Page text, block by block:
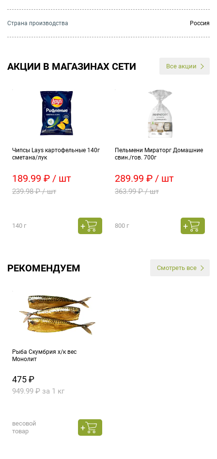
Страна производства Россия
АКЦИИ В МАГАЗИНАХ СЕТИ Все акции
Чипсы Lays картофельные 140г
сметана/лук
189.99 ₽ / шт
239.98 ₽ / шт
140 г
Пельмени Мираторг Домашние
свин./гов. 700г
289.99 ₽ / шт
363.99 ₽ / шт
800 г
РЕКОМЕНДУЕМ Смотреть все
Рыба Скумбрия х/к вес
Монолит
475 ₽
949.99 ₽ за 1 кг
весовой
товар